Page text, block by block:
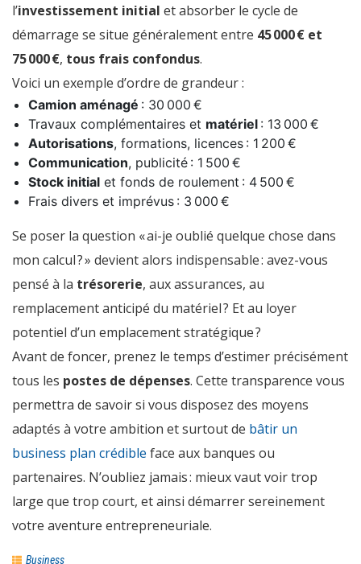
l’investissement initial et absorber le cycle de
démarrage se situe généralement entre 45 000 € et
75 000 €, tous frais confondus.
Voici un exemple d’ordre de grandeur :
Camion aménagé : 30 000 €
Travaux complémentaires et matériel : 13 000 €
Autorisations, formations, licences : 1 200 €
Communication, publicité : 1 500 €
Stock initial et fonds de roulement : 4 500 €
Frais divers et imprévus : 3 000 €
Se poser la question « ai-je oublié quelque chose dans
mon calcul ? » devient alors indispensable : avez-vous
pensé à la trésorerie, aux assurances, au
remplacement anticipé du matériel ? Et au loyer
potentiel d’un emplacement stratégique ?
Avant de foncer, prenez le temps d’estimer précisément
tous les postes de dépenses. Cette transparence vous
permettra de savoir si vous disposez des moyens
adaptés à votre ambition et surtout de bâtir un
business plan crédible face aux banques ou
partenaires. N’oubliez jamais : mieux vaut voir trop
large que trop court, et ainsi démarrer sereinement
votre aventure entrepreneuriale.
Business